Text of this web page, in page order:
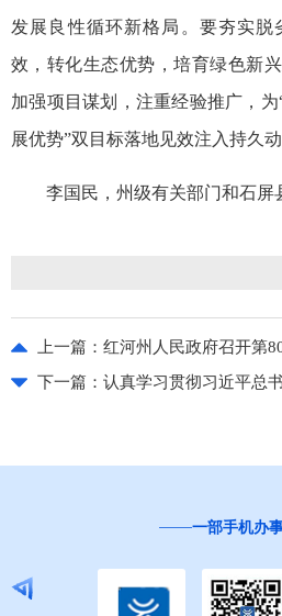
发展良性循环新格局。要夯实
效，转化生态优势，培育绿色新
加强项目谋划，注重经验推广，
展优势”双目标落地见效注入持久动
李国民，州级有关部门和石屏
上一篇： 红河州人民政府召开第
下一篇： 认真学习贯彻习近平总
一部手机办